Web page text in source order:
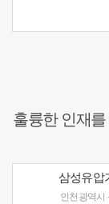
훌륭한 인재
삼성유압
인천광역시